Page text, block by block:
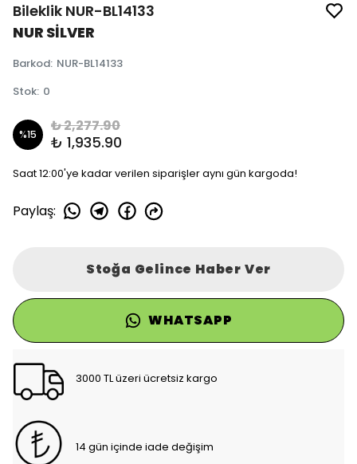
Bileklik NUR-BL14133
NUR SİLVER
Barkod: NUR-BL14133
Stok: 0
%15 ₺ 2,277.90
₺ 1,935.90
Saat 12:00'ye kadar verilen siparişler aynı gün kargoda!
Paylaş:
Stoğa Gelince Haber Ver
WHATSAPP
3000 TL üzeri ücretsiz kargo
14 gün içinde iade değişim